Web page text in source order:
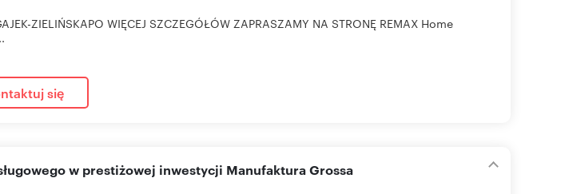
ZIELIŃSKAPO WIĘCEJ SZCZEGÓŁÓW ZAPRASZAMY NA STRONĘ REMAX Home
się
w prestiżowej inwestycji Manufaktura Grossa